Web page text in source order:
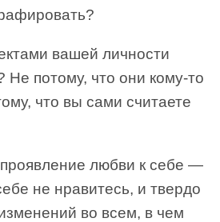
вашей личности
Не потому, что они кому-то
что вы сами считаете
любви к себе —
не нравитесь, и твердо
во всем, в чем